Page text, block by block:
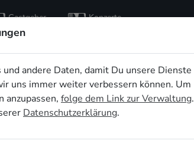
Gastgeber Konzerte
die
nach passender Live-
andere Daten, damit Du unsere Dienste
uns immer weiter verbessern können. Um
anzupassen, folge dem Link zur Verwaltung.
Datenschutzerklärung.